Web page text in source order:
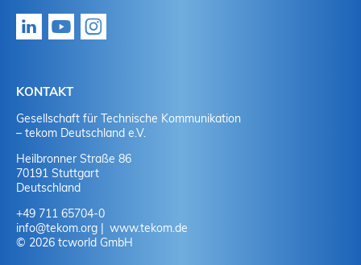
KONTAKT
Gesellschaft für Technische Kommunikation
– tekom Deutschland e.V.
Heilbronner Straße 86
70191 Stuttgart
Deutschland
+49 711 65704-0
info@tekom.org
www.tekom.de
© 2026 tcworld GmbH